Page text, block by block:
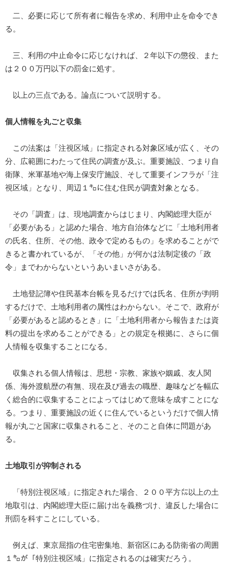
二、必要に応じて所有者に報告を求め、利用中止を命令でき
る。
三、利用の中止命令に応じなければ、２年以下の懲役、また
は２００万円以下の罰金に処す。
以上の三点である。論点について説明する。
個人情報を丸ごと収集
この法案は「注視区域」に指定される対象区域が広く、その
分、広範囲にわたって住民の調査が及ぶ。重要施設、つまり自
衛隊、米軍基地や海上保安庁施設、そして重要インフラが「注
視区域」となり、周辺１㌔に住む住民が調査対象となる。
その「調査」は、現地調査からはじまり、内閣総理大臣が
「必要がある」と認めた場合、地方自治体などに「土地利用者
の氏名、住所、その他、政令で定めるもの」を求めることがで
きると書かれているが、「その他」が何かは法制定後の「政
令」までわからないというあいまいさがある。
土地登記簿や住民基本台帳を見るだけでは氏名、住所が判明
するだけで、土地利用者の属性はわからない。そこで、政府が
「必要があると認めるとき」に「土地利用者から報告または資
料の提出を求めることができる」との規定を根拠に、さらに個
人情報を収集することになる。
収集される個人情報は、思想・宗教、家族や姻戚、友人関
係、海外渡航歴の有無、現在及び過去の職歴、趣味などを幅広
く総合的に収集することによってはじめて意味を成すことにな
る。つまり、重要施設の近くに住んでいるというだけで個人情
報が丸ごと国家に収集されること、そのこと自体に問題があ
る。
土地取引が抑制される
「特別注視区域」に指定された場合、２００平方㍍以上の土
地取引は、内閣総理大臣に届け出を義務づけ、違反した場合に
刑罰を科すことにしている。
例えば、東京屈指の住宅密集地、新宿区にある防衛省の周囲
１㌔が「特別注視区域」に指定されるのは確実だろう。